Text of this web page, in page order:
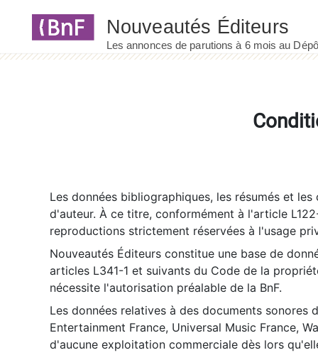
Les données bibliographiques, les résumés et
d'auteur. À ce titre, conformément à l'article
reproductions strictement réservées à l'usage
Nouveautés Éditeurs constitue une base de
articles L341-1 et suivants du Code de la
nécessite l'autorisation préalable de la BnF.
Les données relatives à des documents sonores
Entertainment France, Universal Music France,
d'aucune exploitation commerciale dès lors